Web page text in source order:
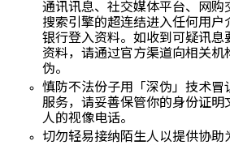
通讯讯息、社交媒体平台、网购
搜索引擎的超连结进入任何用户
银行登入资料。如收到可疑讯息
资料，请通过官方渠道向相关机
伪。
慎防不法份子用「深伪」技术冒
服务，请妥善保管你的身份证明
人的视像电话。
切勿轻易接纳陌生人以提供协助